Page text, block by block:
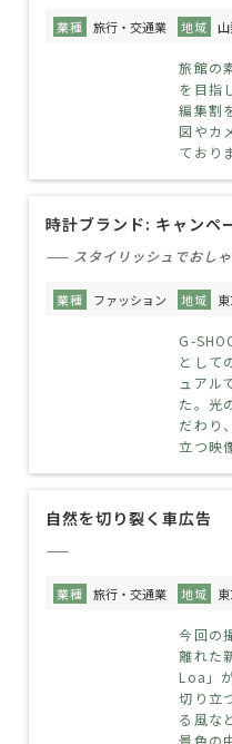
業種 旅行・交通業 地域
旅館の
を目指
編集割
図やカ
ており
時計ブランド: キャンペ
—— スタイリッシュでおし
業種 ファッション 地域
G-
として
ュアル
た。光
だわり
立つ映
自然を切り裂く車広告
——
業種 旅行・交通業 地域
今回の
離れた
Loa」
切り立
る風な